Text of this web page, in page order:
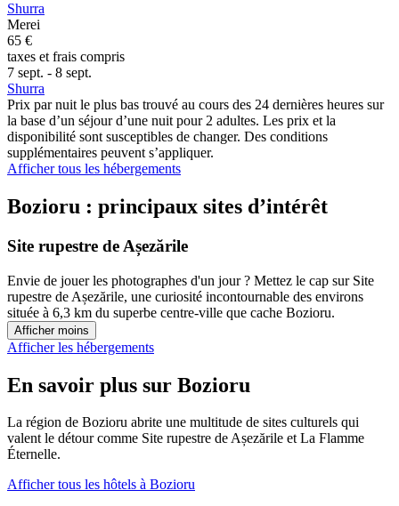
Shurra
Merei
65 €
taxes et frais compris
7 sept. - 8 sept.
Shurra
Prix par nuit le plus bas trouvé au cours des 24 dernières heures sur
la base d’un séjour d’une nuit pour 2 adultes. Les prix et la
disponibilité sont susceptibles de changer. Des conditions
supplémentaires peuvent s’appliquer.
Afficher tous les hébergements
Bozioru : principaux sites d’intérêt
Site rupestre de Așezările
Envie de jouer les photographes d'un jour ? Mettez le cap sur Site
rupestre de Așezările, une curiosité incontournable des environs
située à 6,3 km du superbe centre-ville que cache Bozioru.
Afficher moins
Afficher les hébergements
En savoir plus sur Bozioru
La région de Bozioru abrite une multitude de sites culturels qui
valent le détour comme Site rupestre de Așezările et La Flamme
Éternelle.
Afficher tous les hôtels à Bozioru